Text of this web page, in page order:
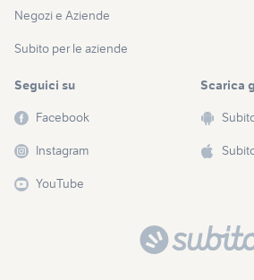
Negozi e Aziende
Subito per le aziende
Seguici su
Facebook
Instagram
YouTube
Scarica